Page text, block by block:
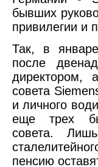
бывших
привилегии и
Так, в
после
директором,
совета
и личного
еще трех
совета.
пенсию